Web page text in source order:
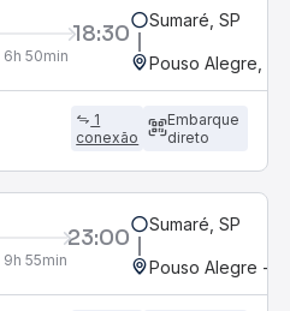
18:30
6h 50min
Sumaré, SP
Pouso Alegre,
1
conexão
Embarque
direto
23:00
9h 55min
Sumaré, SP
Pouso Alegre -